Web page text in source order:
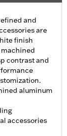
and
are
finish
contrast and
aluminum
accessories